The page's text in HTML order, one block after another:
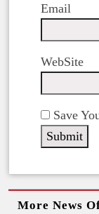
Email
WebSite
Save
More News